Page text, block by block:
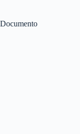
Documento